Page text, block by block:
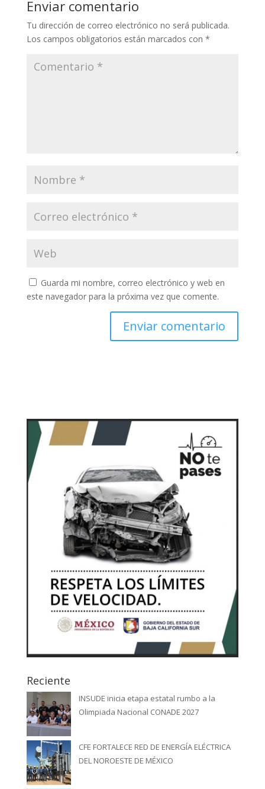
Enviar comentario
Tu dirección de correo electrónico no será publicada.
Los campos obligatorios están marcados con *
Guarda mi nombre, correo electrónico y web en
este navegador para la próxima vez que comente.
Reciente
INSUDE inicia etapa estatal rumbo a la
Olimpiada Nacional CONADE 2027
CFE FORTALECE RED DE ENERGÍA ELÉCTRICA
DEL NOROESTE DE MÉXICO